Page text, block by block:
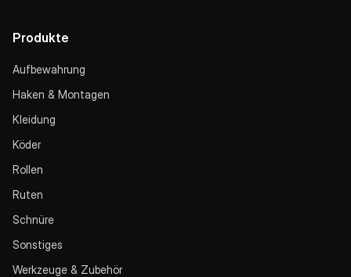
Produkte
Aufbewahrung
Haken & Montagen
Kleidung
Köder
Rollen
Ruten
Schnüre
Sonstiges
Werkzeuge & Zubehör